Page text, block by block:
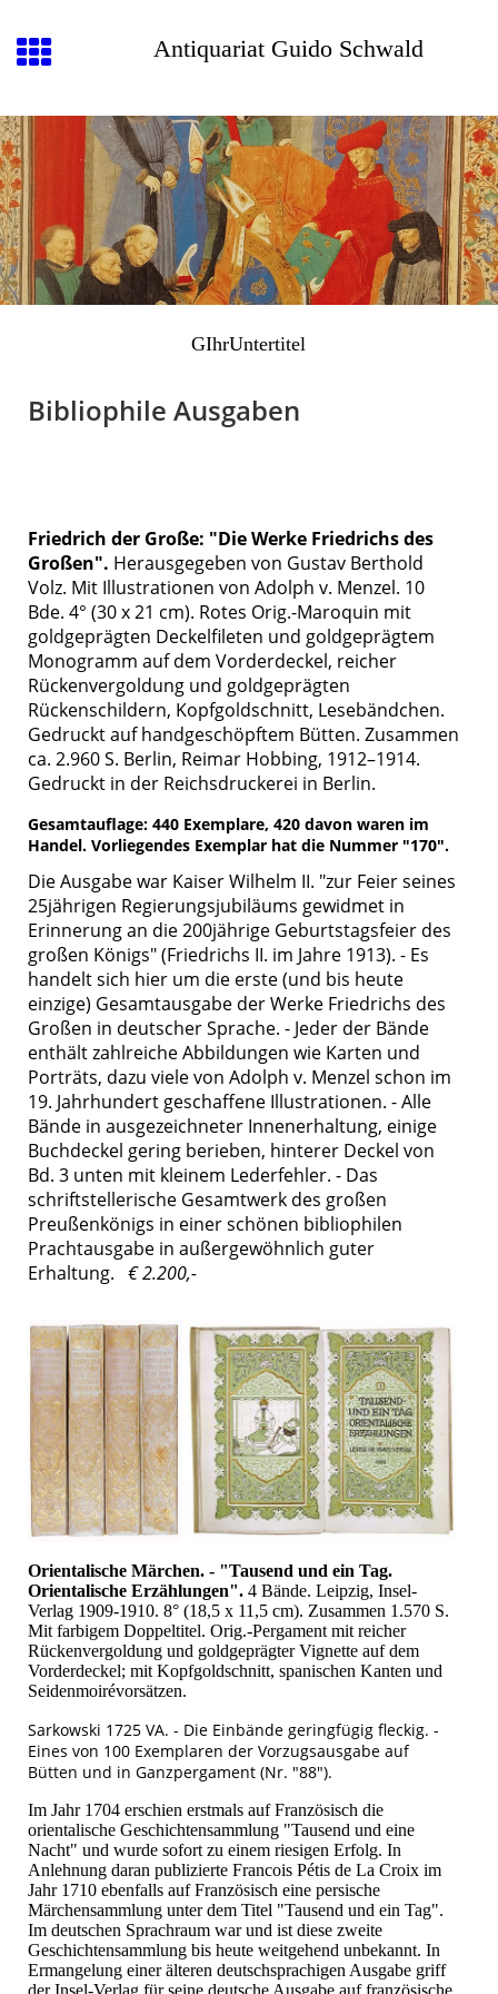
Antiquariat Guido Schwald
GIhrUntertitel
Bibliophile Ausgaben
Friedrich der Große: "Die Werke Friedrichs des
Großen". Herausgegeben von Gustav Berthold
Volz. Mit Illustrationen von Adolph v. Menzel. 10
Bde. 4° (30 x 21 cm). Rotes Orig.-Maroquin mit
goldgeprägten Deckelfileten und goldgeprägtem
Monogramm auf dem Vorderdeckel, reicher
Rückenvergoldung und goldgeprägten
Rückenschildern, Kopfgoldschnitt, Lesebändchen.
Gedruckt auf handgeschöpftem Bütten. Zusammen
ca. 2.960 S. Berlin, Reimar Hobbing, 1912–1914.
Gedruckt in der Reichsdruckerei in Berlin.
Gesamtauflage: 440 Exemplare, 420 davon waren im
Handel. Vorliegendes Exemplar hat die Nummer "170".
Die Ausgabe war Kaiser Wilhelm II. "zur Feier seines
25jährigen Regierungsjubiläums gewidmet in
Erinnerung an die 200jährige Geburtstagsfeier des
großen Königs" (Friedrichs II. im Jahre 1913). - Es
handelt sich hier um die erste (und bis heute
einzige) Gesamtausgabe der Werke Friedrichs des
Großen in deutscher Sprache. - Jeder der Bände
enthält zahlreiche Abbildungen wie Karten und
Porträts, dazu viele von Adolph v. Menzel schon im
19. Jahrhundert geschaffene Illustrationen. - Alle
Bände in ausgezeichneter Innenerhaltung, einige
Buchdeckel gering berieben, hinterer Deckel von
Bd. 3 unten mit kleinem Lederfehler. - Das
schriftstellerische Gesamtwerk des großen
Preußenkönigs in einer schönen bibliophilen
Prachtausgabe in außergewöhnlich guter
Erhaltung. € 2.200,-
Orientalische Märchen. - "Tausend und ein Tag.
Orientalische Erzählungen". 4 Bände. Leipzig, Insel-
Verlag 1909-1910. 8° (18,5 x 11,5 cm). Zusammen 1.570 S.
Mit farbigem Doppeltitel. Orig.-Pergament mit reicher
Rückenvergoldung und goldgeprägter Vignette auf dem
Vorderdeckel; mit Kopfgoldschnitt, spanischen Kanten und
Seidenmoirévorsätzen.
Sarkowski 1725 VA. - Die Einbände geringfügig fleckig. -
Eines von 100 Exemplaren der Vorzugsausgabe auf
Bütten und in Ganzpergament (Nr. "88").
Im Jahr 1704 erschien erstmals auf Französisch die
orientalische Geschichtensammlung "Tausend und eine
Nacht" und wurde sofort zu einem riesigen Erfolg. In
Anlehnung daran publizierte Francois Pétis de La Croix im
Jahr 1710 ebenfalls auf Französisch eine persische
Märchensammlung unter dem Titel "Tausend und ein Tag".
Im deutschen Sprachraum war und ist diese zweite
Geschichtensammlung bis heute weitgehend unbekannt. In
Ermangelung einer älteren deutschsprachigen Ausgabe griff